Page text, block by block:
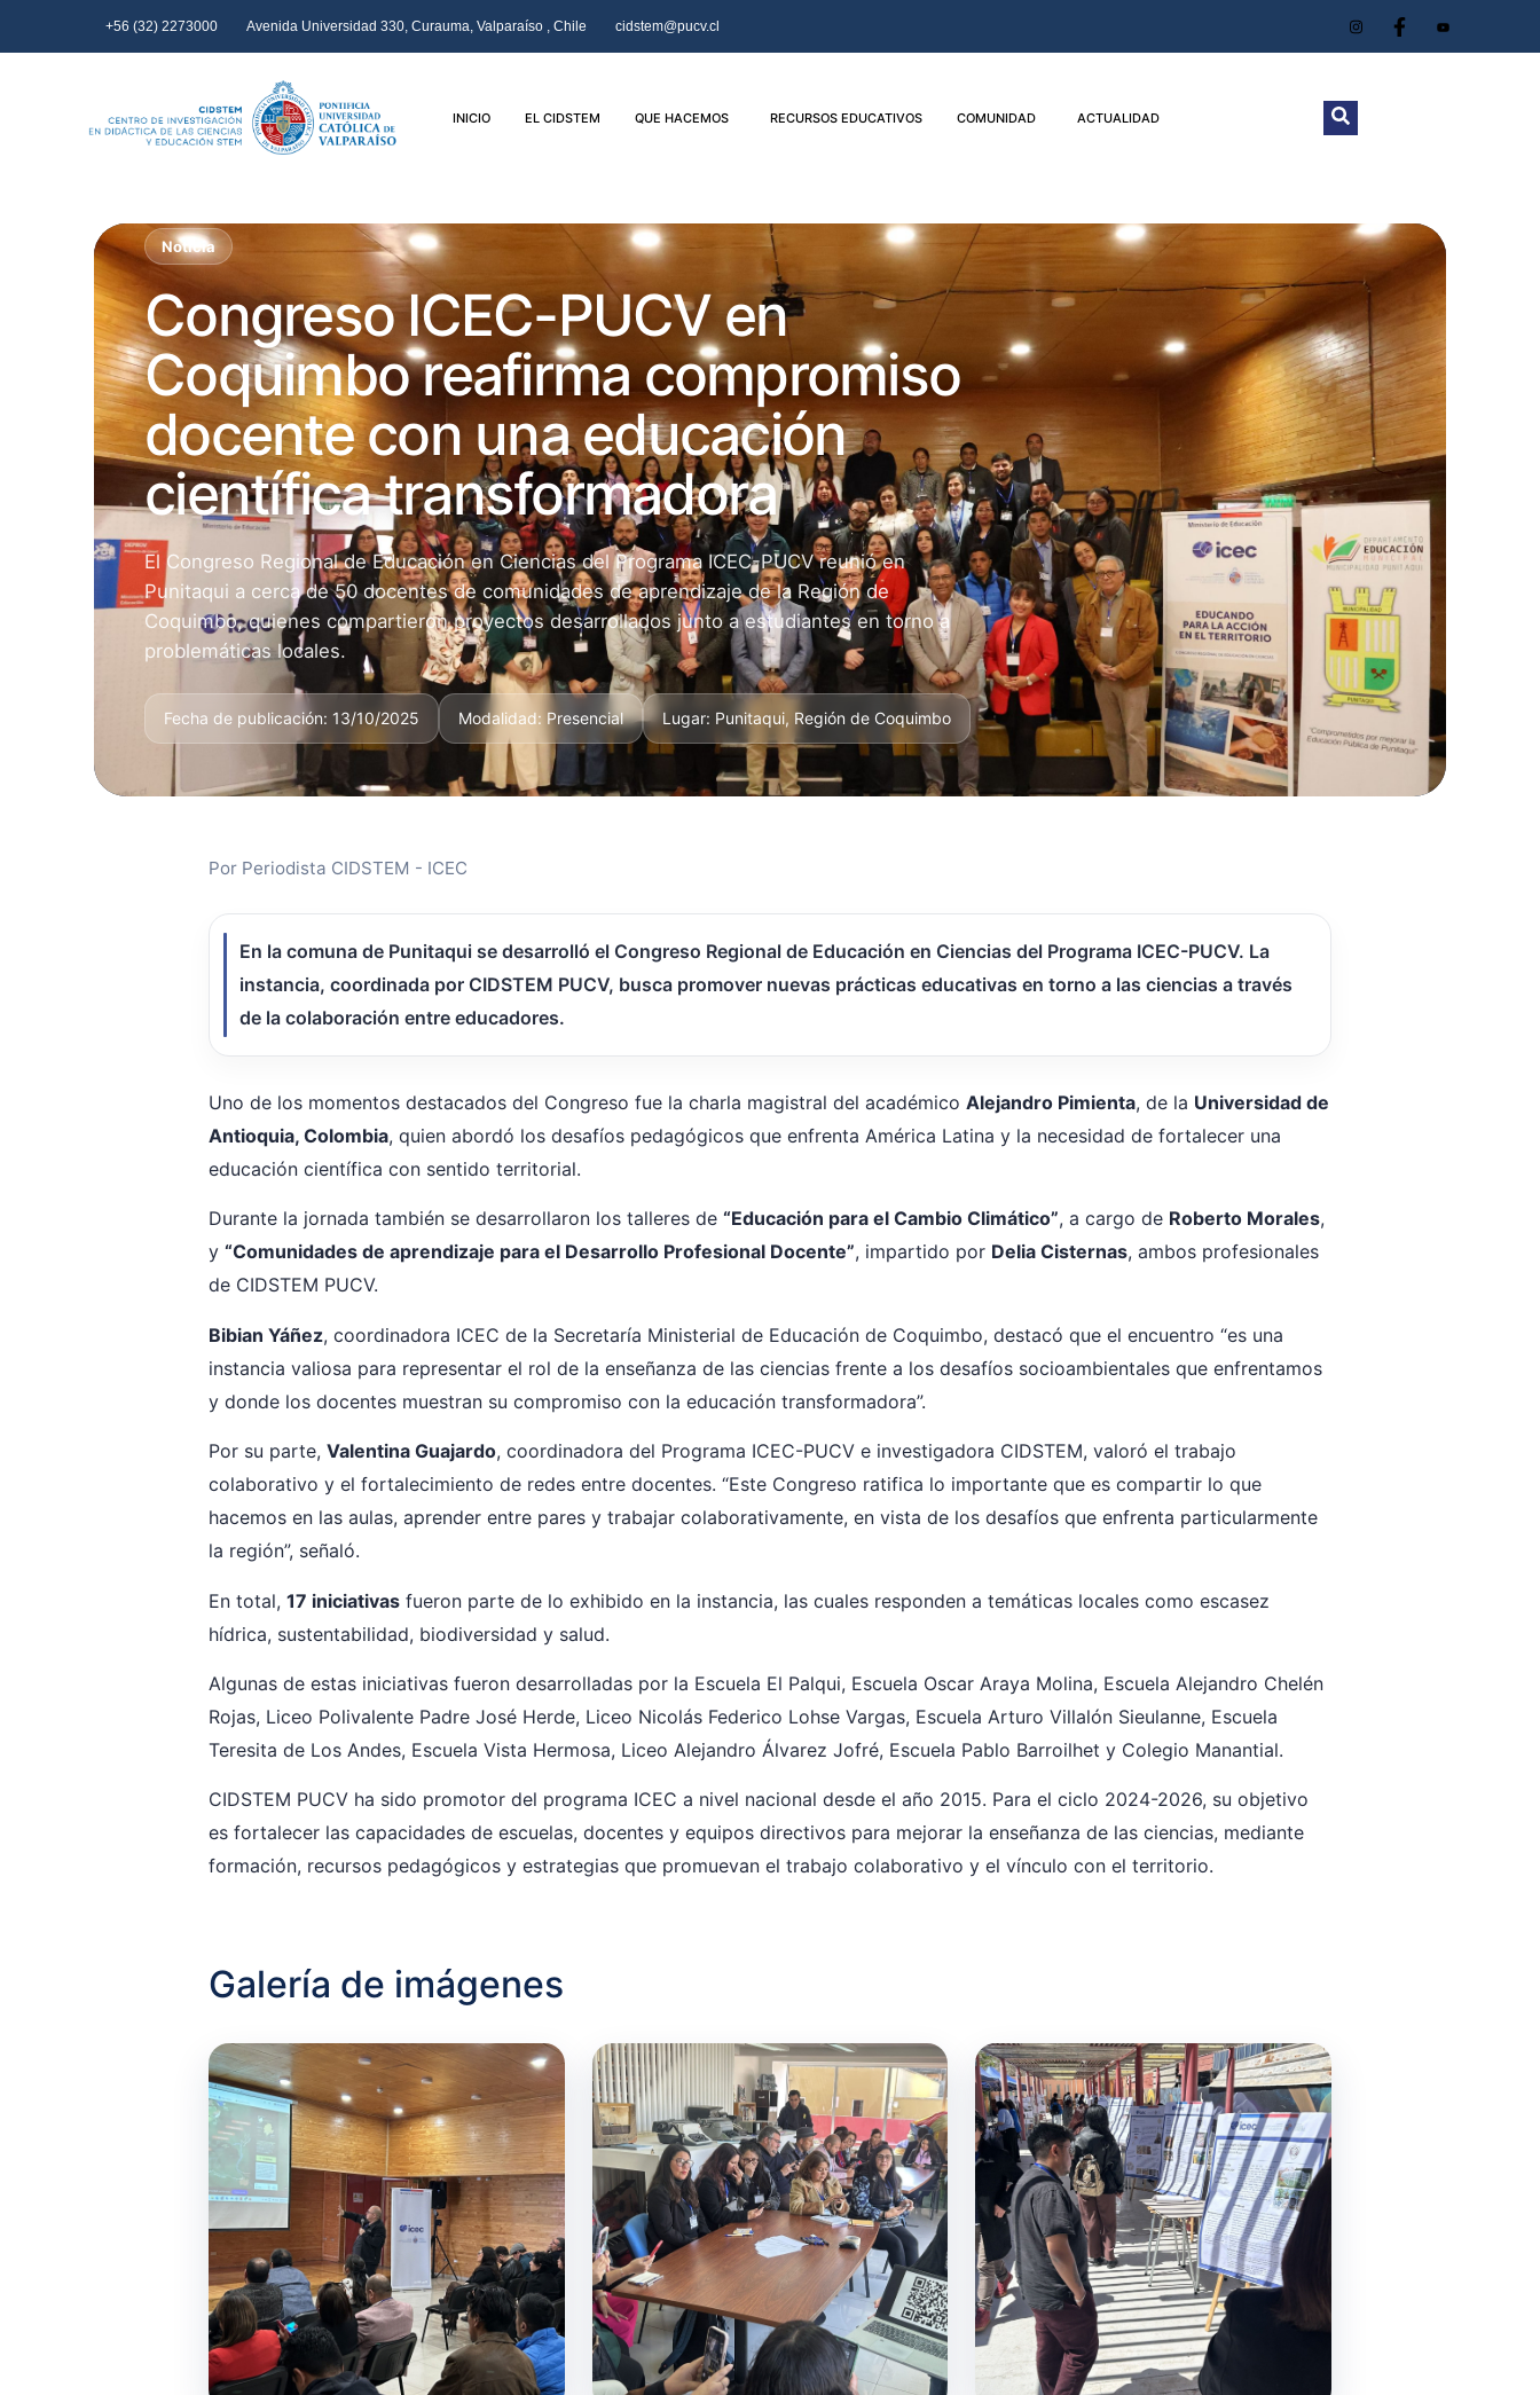
+56 (32) 2273000 Avenida Universidad 330, Curauma, Valparaíso , Chile cidstem@pucv.cl
INICIO EL CIDSTEM QUE HACEMOS RECURSOS EDUCATIVOS COMUNIDAD ACTUALIDAD
Noticia
Congreso ICEC-PUCV en
Coquimbo reafirma compromiso
docente con una educación
científica transformadora
El Congreso Regional de Educación en Ciencias del Programa ICEC-PUCV reunió en
Punitaqui a cerca de 50 docentes de comunidades de aprendizaje de la Región de
Coquimbo, quienes compartieron proyectos desarrollados junto a estudiantes en torno a
problemáticas locales.
Fecha de publicación: 13/10/2025 Modalidad: Presencial Lugar: Punitaqui, Región de Coquimbo
Por Periodista CIDSTEM - ICEC
En la comuna de Punitaqui se desarrolló el Congreso Regional de Educación en Ciencias del Programa ICEC-PUCV. La
instancia, coordinada por CIDSTEM PUCV, busca promover nuevas prácticas educativas en torno a las ciencias a través
de la colaboración entre educadores.
Uno de los momentos destacados del Congreso fue la charla magistral del académico Alejandro Pimienta, de la Universidad de
Antioquia, Colombia, quien abordó los desafíos pedagógicos que enfrenta América Latina y la necesidad de fortalecer una
educación científica con sentido territorial.
Durante la jornada también se desarrollaron los talleres de “Educación para el Cambio Climático”, a cargo de Roberto Morales,
y “Comunidades de aprendizaje para el Desarrollo Profesional Docente”, impartido por Delia Cisternas, ambos profesionales
de CIDSTEM PUCV.
Bibian Yáñez, coordinadora ICEC de la Secretaría Ministerial de Educación de Coquimbo, destacó que el encuentro “es una
instancia valiosa para representar el rol de la enseñanza de las ciencias frente a los desafíos socioambientales que enfrentamos
y donde los docentes muestran su compromiso con la educación transformadora”.
Por su parte, Valentina Guajardo, coordinadora del Programa ICEC-PUCV e investigadora CIDSTEM, valoró el trabajo
colaborativo y el fortalecimiento de redes entre docentes. “Este Congreso ratifica lo importante que es compartir lo que
hacemos en las aulas, aprender entre pares y trabajar colaborativamente, en vista de los desafíos que enfrenta particularmente
la región”, señaló.
En total, 17 iniciativas fueron parte de lo exhibido en la instancia, las cuales responden a temáticas locales como escasez
hídrica, sustentabilidad, biodiversidad y salud.
Algunas de estas iniciativas fueron desarrolladas por la Escuela El Palqui, Escuela Oscar Araya Molina, Escuela Alejandro Chelén
Rojas, Liceo Polivalente Padre José Herde, Liceo Nicolás Federico Lohse Vargas, Escuela Arturo Villalón Sieulanne, Escuela
Teresita de Los Andes, Escuela Vista Hermosa, Liceo Alejandro Álvarez Jofré, Escuela Pablo Barroilhet y Colegio Manantial.
CIDSTEM PUCV ha sido promotor del programa ICEC a nivel nacional desde el año 2015. Para el ciclo 2024-2026, su objetivo
es fortalecer las capacidades de escuelas, docentes y equipos directivos para mejorar la enseñanza de las ciencias, mediante
formación, recursos pedagógicos y estrategias que promuevan el trabajo colaborativo y el vínculo con el territorio.
Galería de imágenes